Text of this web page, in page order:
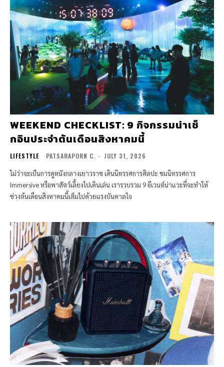
WEEKEND CHECKLIST: 9 กิจกรรมน่าเช็
กอินประจำต้นเดือนสิงหาคมนี้
LIFESTYLE PATSARAPORN C. - JULY 31, 2026
ไม่ว่าจะเป็นการดูหนังกลางเยาวราช เดินนิทรรศการศิลปะ ชมนิทรรศการ
Immersive หรือพาสัตว์เลี้ยงไปเดินเล่น เรารวบรวม 9 อีเวนต์น่าแวะที่จะทำให้
ช่วงต้นเดือนสิงหาคมนี้เต็มไปด้วยแรงบันดาลใจ